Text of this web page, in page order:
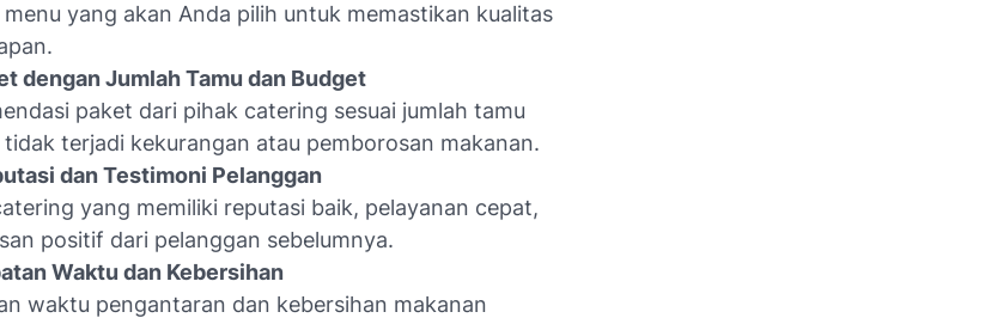
yang akan Anda pilih untuk memastikan kualitas
dengan Jumlah Tamu dan Budget
paket dari pihak catering sesuai jumlah tamu
terjadi kekurangan atau pemborosan makanan.
dan Testimoni Pelanggan
yang memiliki reputasi baik, pelayanan cepat,
positif dari pelanggan sebelumnya.
Waktu dan Kebersihan
waktu pengantaran dan kebersihan makanan